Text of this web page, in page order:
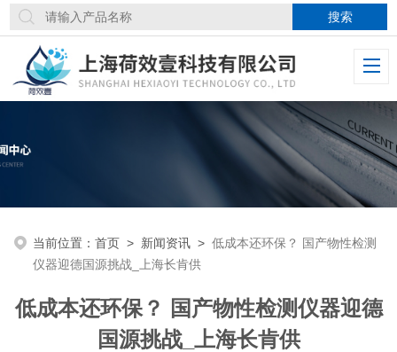
当前位置：首页 > 新闻资讯 >低成本还环保？ 国产物性检测
仪器迎德国源挑战_上海长肯供
低成本还环保？ 国产物性检测仪器迎德
国源挑战_上海长肯供